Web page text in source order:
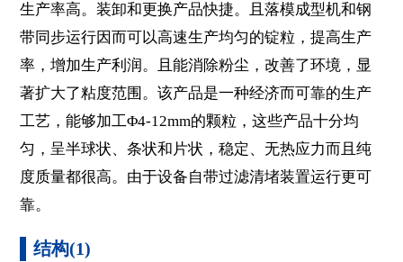
生产率高。装卸和更换产品快捷。且落模成型机和钢
带同步运行因而可以高速生产均匀的锭粒，提高生产
率，增加生产利润。且能消除粉尘，改善了环境，显
著扩大了粘度范围。该产品是一种经济而可靠的生产
工艺，能够加工Φ4-12mm的颗粒，这些产品十分均
匀，呈半球状、条状和片状，稳定、无热应力而且纯
度质量都很高。由于设备自带过滤清堵装置运行更可
靠。
结构(1)